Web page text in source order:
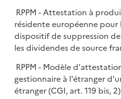
RPPM - Attestation à
résidente européenne pour
dispositif de suppression
les dividendes de source
RPPM - Modèle
gestionnaire à l'étranger
étranger (CGI, art. 119 bis, 2)